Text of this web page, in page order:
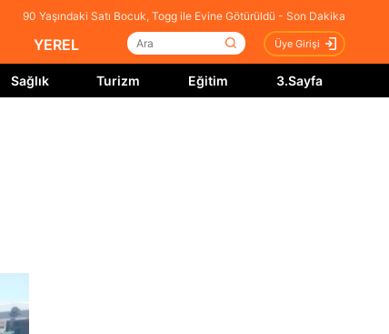
90 Yaşındaki Satı Bocuk, Togg ile Evine Götürüldü - Son Dakika
YEREL Üye Girişi
Sağlık Turizm Eğitim 3.Sayfa